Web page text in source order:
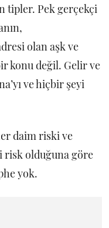
tipler. Pek gerçekçi
olan aşk ve
konu değil. Gelir ve
ve hiçbir şeyi
daim riski ve
risk olduğuna göre
yok.